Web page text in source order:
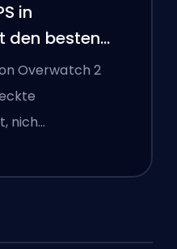
in
den besten
Overwatch 2
nich…